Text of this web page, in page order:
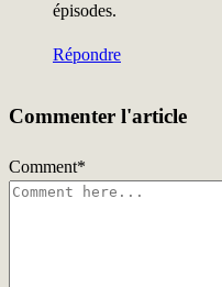
épisodes.
Répondre
Commenter l'article
Comment*